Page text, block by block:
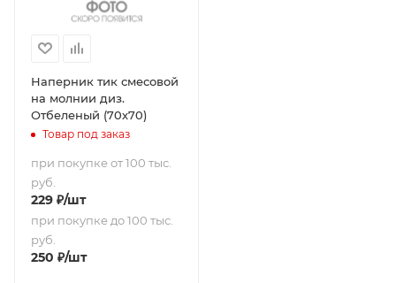
Наперник тик смесовой
на молнии диз.
Отбеленый (70х70)
Товар под заказ
при покупке от 100 тыс.
руб.
229 ₽/шт
при покупке до 100 тыс.
руб.
250 ₽/шт